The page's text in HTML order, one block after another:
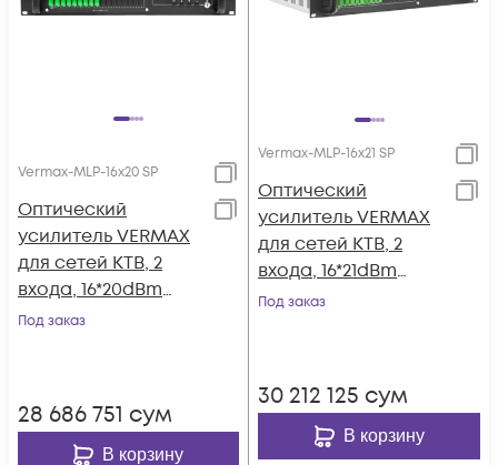
Vermax-MLP-16x20 SP
Оптический
усилитель VERMAX
для сетей КТВ, 2
входа, 16*20dBm
выхода, WDM
Под заказ
28 686 751 сум
В корзину
Vermax-MLP-16x21 SP
Оптический
усилитель VERMAX
для сетей КТВ, 2
входа, 16*21dBm
выхода, WDM
Под заказ
30 212 125 сум
В корзину